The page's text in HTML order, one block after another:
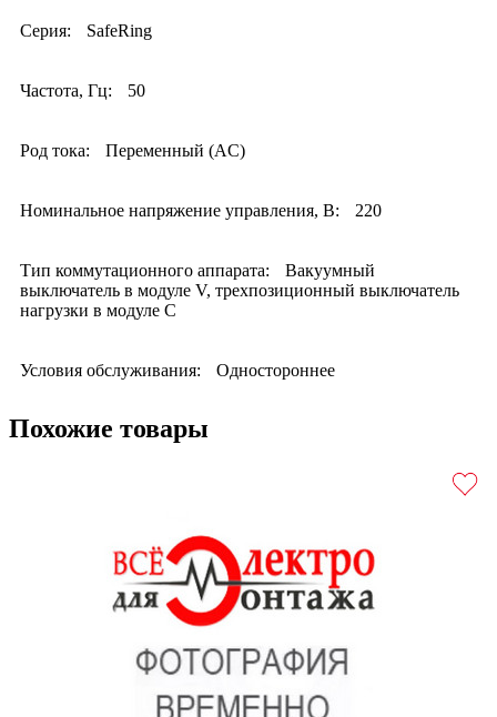
Серия: SafeRing
Частота, Гц: 50
Род тока: Переменный (AC)
Номинальное напряжение управления, В: 220
Тип коммутационного аппарата:
Вакуумный
выключатель в модуле V, трехпозиционный выключатель
нагрузки в модуле С
Условия обслуживания: Одностороннее
Похожие товары